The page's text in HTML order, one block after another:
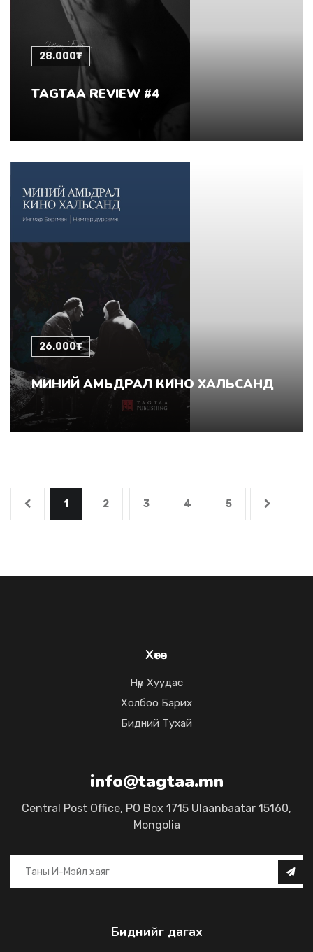
28.000₮
TAGTAA REVIEW #4
26.000₮
МИНИЙ АМЬДРАЛ КИНО ХАЛЬСАНД
1 2 3 4 5
Хөтөч
Нүүр Хуудас
Холбоо Барих
Бидний Тухай
info@tagtaa.mn
Central Post Office, PO Box 1715 Ulaanbaatar 15160,
Mongolia
Биднийг дагах